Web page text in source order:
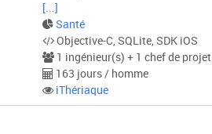
[...]
Santé
Objective-C, SQLite, SDK iOS
1 ingénieur(s) + 1 chef de projet
163 jours / homme
iThériaque